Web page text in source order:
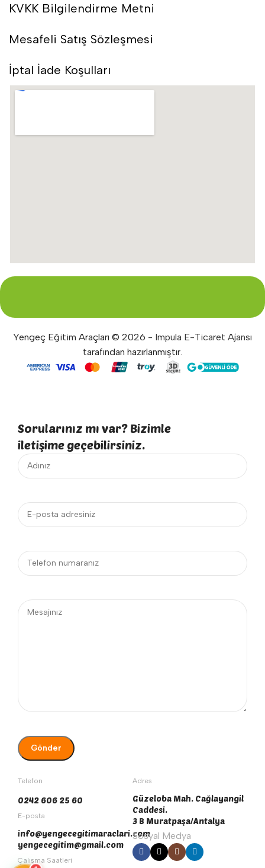
KVKK Bilgilendirme Metni
Mesafeli Satış Sözleşmesi
İptal İade Koşulları
Yengeç Eğitim Araçları © 2026 - Impula E-Ticaret Ajansı
tarafından hazırlanmıştır.
Sorularınız mı var? Bizimle
iletişime geçebilirsiniz.
Telefon
0242 606 25 60
E-posta
info@yengecegitimaraclari.com
yengecegitim@gmail.com
Çalışma Saatleri
Adres
Güzeloba Mah. Cağlayangil
Caddesi.
3 B Muratpaşa/Antalya
Sosyal Medya